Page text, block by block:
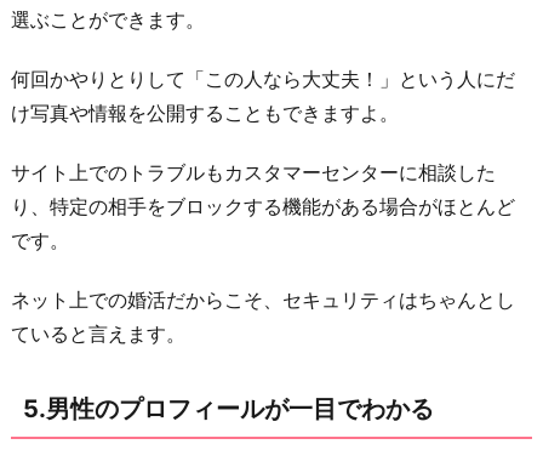
選ぶことができます。
何回かやりとりして「この人なら大丈夫！」という人にだ
け写真や情報を公開することもできますよ。
サイト上でのトラブルもカスタマーセンターに相談した
り、特定の相手をブロックする機能がある場合がほとんど
です。
ネット上での婚活だからこそ、セキュリティはちゃんとし
ていると言えます。
5.男性のプロフィールが一目でわかる